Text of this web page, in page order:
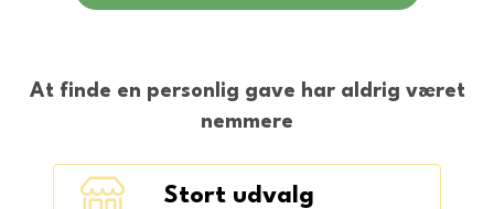
At finde en personlig gave har aldrig været
nemmere
Stort udvalg